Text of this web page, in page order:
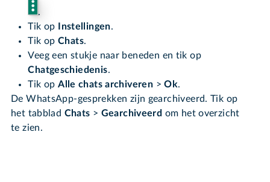
.
Tik op
Instellingen.
Tik op Chats.
Veeg een stukje naar beneden en tik op
Chatgeschiedenis.
Tik opAlle chats archiveren >Ok.
De WhatsApp-gesprekken zijn gearchiveerd. Tik op
het tabblad Chats > Gearchiveerd om het overzicht
te zien.